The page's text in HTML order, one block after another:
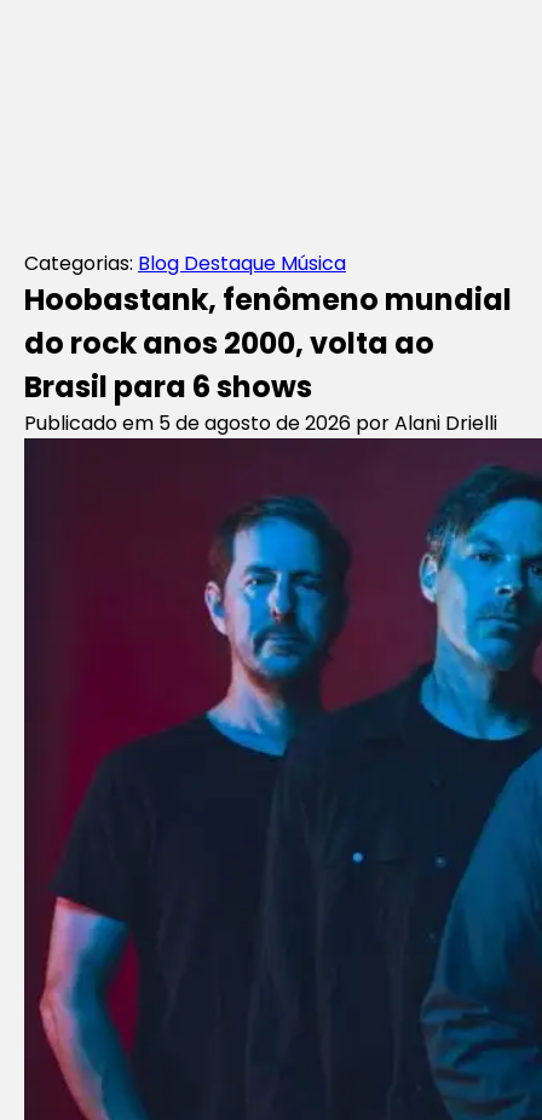
Categorias: Blog Destaque Música
Hoobastank, fenômeno mundial
do rock anos 2000, volta ao
Brasil para 6 shows
Publicado em 5 de agosto de 2026 por Alani Drielli